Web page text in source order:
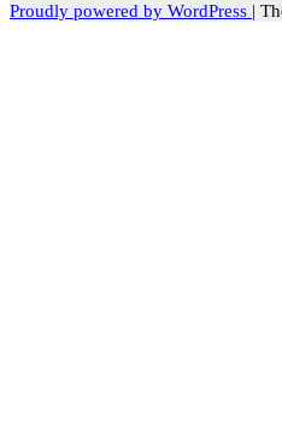
Proudly powered by WordPress |